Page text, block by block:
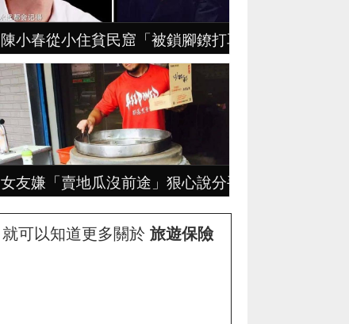
陳小春從小住貧民窟「被鎖腳鐐打耳光」！他忍淚
女友嫌「賣地瓜沒前途」狠心說分手，地瓜哥拼4
就可以知道更多關於 旅遊保險